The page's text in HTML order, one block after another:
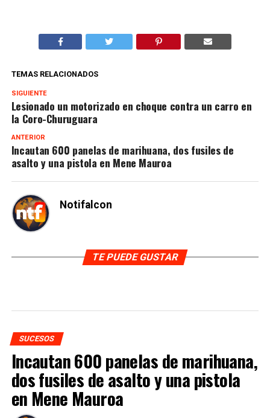
TEMAS RELACIONADOS
SIGUIENTE
Lesionado un motorizado en choque contra un carro en
la Coro-Churuguara
ANTERIOR
Incautan 600 panelas de marihuana, dos fusiles de
asalto y una pistola en Mene Mauroa
Notifalcon
TE PUEDE GUSTAR
SUCESOS
Incautan 600 panelas de marihuana,
dos fusiles de asalto y una pistola
en Mene Mauroa